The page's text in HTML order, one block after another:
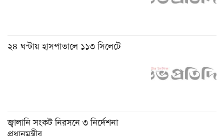
২৪ ঘন্টায় হাসপাতালে ১১৩ সিলেটে
জ্বালানি সংকট নিরসনে ৩ নির্দেশনা